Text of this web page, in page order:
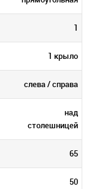
1
1 крыло
слева / справа
над
столешницей
65
50